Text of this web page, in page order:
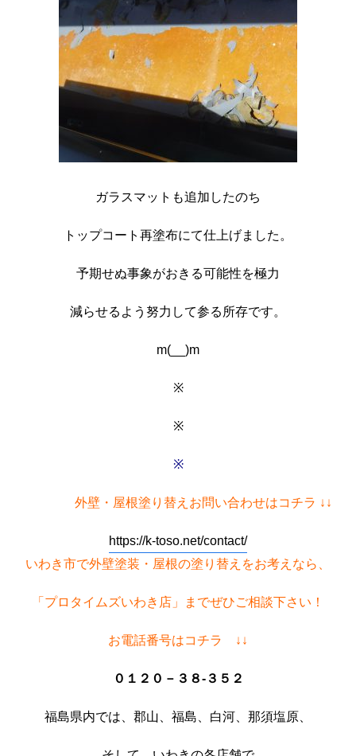
ガラスマットも追加したのち
トップコート再塗布にて仕上げました。
予期せぬ事象がおきる可能性を極力
減らせるよう努力して参る所存です。
m(__)m
※
※
※
外壁・屋根塗り替えお問い合わせはコチラ ↓↓
https://k-toso.net/contact/
いわき市で外壁塗装・屋根の塗り替えをお考えなら、
「プロタイムズいわき店」までぜひご相談下さい！
お電話番号はコチラ ↓↓
０１２０－３８-３５２
福島県内では、郡山、福島、白河、那須塩原、